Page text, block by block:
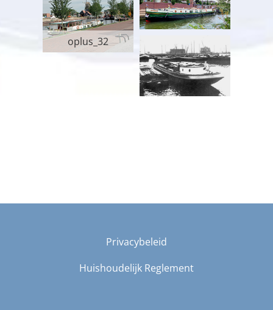
oplus_32
Privacybeleid
Huishoudelijk Reglement